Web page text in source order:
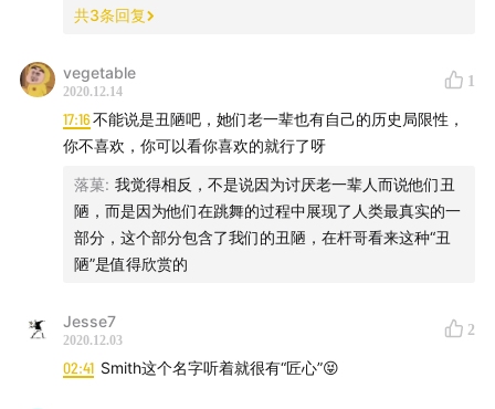
主播: Tian, Qi
嘉宾: 二杆（杆哥）
00:02:34 TripSmith 名字的由来
共3条回复
vegetable
2020.12.14
1
17:16不能说是丑陋吧，她们老一辈也有自己的历史局限性，
你不喜欢，你可以看你喜欢的就行了呀
落菓: 我觉得相反，不是说因为讨厌老一辈人而说他们丑
陋，而是因为他们在跳舞的过程中展现了人类最真实的一
部分，这个部分包含了我们的丑陋，在杆哥看来这种“丑
陋”是值得欣赏的
Jesse7
2020.12.03
2
02:41 Smith这个名字听着就很有“匠心”😝